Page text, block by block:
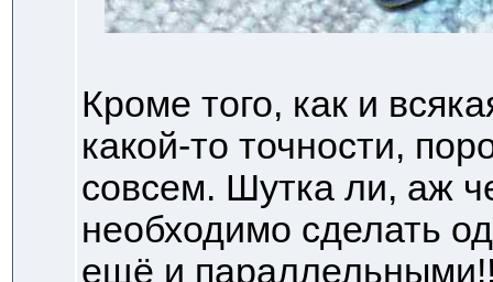
Кроме того, как и
какой-то точности,
совсем. Шутка ли, аж
необходимо сделать
ещё и